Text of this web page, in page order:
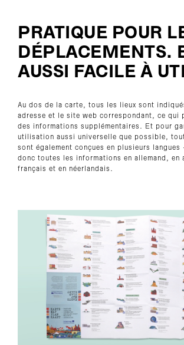
PRATIQUE POUR
DÉPLACEMENTS.
AUSSI FACILE À
Au dos de la carte, tous les lieux sont
adresse et le site web correspondant, ce qui
des informations supplémentaires. Et pour
utilisation aussi universelle que possible,
sont également conçues en plusieurs
donc toutes les informations en allemand, en
français et en néerlandais.